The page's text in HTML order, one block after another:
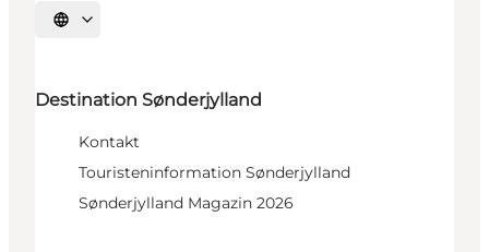
Sprache auswählen
Destination Sønderjylland
Kontakt
Touristeninformation Sønderjylland
Sønderjylland Magazin 2026